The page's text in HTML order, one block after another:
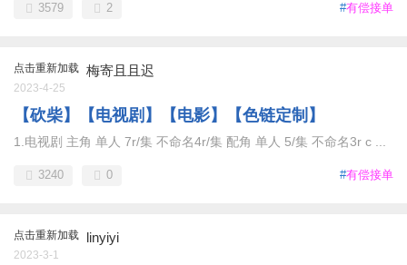
#有偿接单
3579 2
点击重新加载 梅寄且且迟
2023-4-25
【砍柴】【电视剧】【电影】【色链定制】
1.电视剧 主角 单人 7r/集 不命名4r/集 配角 单人 5/集 不命名3r c ...
#有偿接单
3240 0
点击重新加载 linyiyi
2023-3-1